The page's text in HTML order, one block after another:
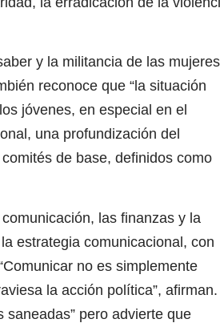
y la militancia de las mujeres
reconoce que “la situación
jóvenes, en especial en el
una profundización del
de base, definidos como
las finanzas y la
estrategia comunicacional, con
no es simplemente
la acción política”, afirman.
saneadas” pero advierte que